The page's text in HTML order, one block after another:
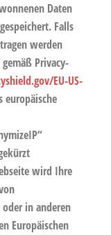
Daten
Falls
werden
Privacy-
EU-US-
europäische
wird Ihre
in anderen
Europäischen